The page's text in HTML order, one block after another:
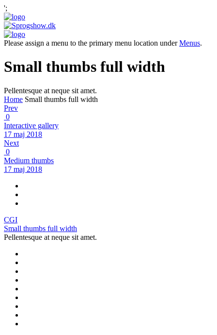
';
Please assign a menu to the primary menu location underMenus.
Small thumbs full width
Pellentesque at neque sit amet.
Home Small thumbs full width
Prev
0
Interactive gallery
17 maj 2018
Next
0
Medium thumbs
17 maj 2018
CGI
Small thumbs full width
Pellentesque at neque sit amet.